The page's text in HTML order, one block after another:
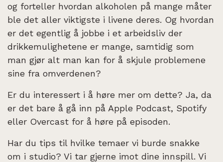
og forteller hvordan alkoholen på mange måter
ble det aller viktigste i livene deres. Og hvordan
er det egentlig å jobbe i et arbeidsliv der
drikkemulighetene er mange, samtidig som
man gjør alt man kan for å skjule problemene
sine fra omverdenen?
Er du interessert i å høre mer om dette? Ja, da
er det bare å gå inn på Apple Podcast, Spotify
eller Overcast for å høre på episoden.
Har du tips til hvilke temaer vi burde snakke
om i studio? Vi tar gjerne imot dine innspill. Vi